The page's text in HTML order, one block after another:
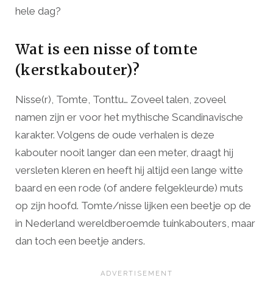
hele dag?
Wat is een nisse of tomte
(kerstkabouter)?
Nisse(r), Tomte, Tonttu… Zoveel talen, zoveel
namen zijn er voor het mythische Scandinavische
karakter. Volgens de oude verhalen is deze
kabouter nooit langer dan een meter, draagt hij
versleten kleren en heeft hij altijd een lange witte
baard en een rode (of andere felgekleurde) muts
op zijn hoofd. Tomte/nisse lijken een beetje op de
in Nederland wereldberoemde tuinkabouters, maar
dan toch een beetje anders.